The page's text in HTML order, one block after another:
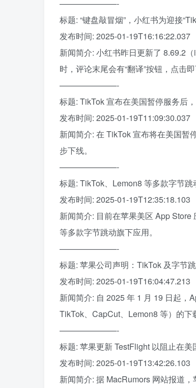
———————-
标题: “键盘敲冒烟”，小红书为迎接
发布时间: 2025-01-19T16:16:22.037
新闻简介: 小红书昨日更新了 8.69.2
时，评论末尾会有“翻译”按钮，点击
———————-
标题: TikTok 宣布在美国暂停服务后
发布时间: 2025-01-19T11:09:30.037
新闻简介: 在 TikTok 宣布将在美国暂
步下线。
———————-
标题: TikTok、Lemon8 等多款字节
发布时间: 2025-01-19T12:35:18.103
新闻简介: 目前在苹果美区 App
等多款字节跳动旗下应用。
———————-
标题: 苹果公司声明：TikTok 及字节
发布时间: 2025-01-19T16:04:47.213
新闻简介: 自 2025 年 1 月 19 日起，
TikTok、CapCut、Lemon8 等）的下
———————-
标题: 苹果更新 TestFlight 以阻止在
发布时间: 2025-01-19T13:42:26.103
新闻简介: 据 MacRumors 网站报道